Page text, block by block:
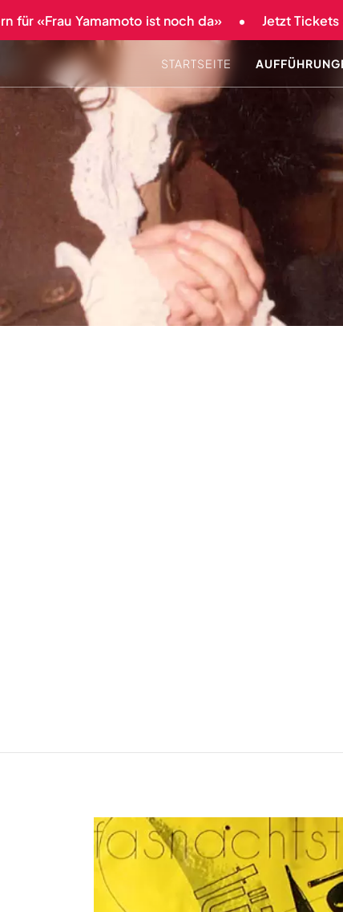
«Frau Yamamoto ist noch da» Jetzt Tickets
STARTSEITE